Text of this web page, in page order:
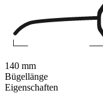
Eigenschaften
140 mm
Bügellänge